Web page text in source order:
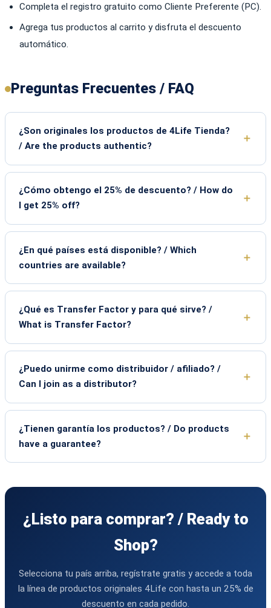
Completa el registro gratuito como Cliente Preferente (PC).
Agrega tus productos al carrito y disfruta el descuento
automático.
Preguntas Frecuentes / FAQ
¿Son originales los productos de 4Life Tienda?
/ Are the products authentic?
¿Cómo obtengo el 25% de descuento? / How do
I get 25% off?
¿En qué países está disponible? / Which
countries are available?
¿Qué es Transfer Factor y para qué sirve? /
What is Transfer Factor?
¿Puedo unirme como distribuidor / afiliado? /
Can I join as a distributor?
¿Tienen garantía los productos? / Do products
have a guarantee?
¿Listo para comprar? / Ready to
Shop?
Selecciona tu país arriba, regístrate gratis y accede a toda
la línea de productos originales 4Life con hasta un 25% de
descuento en cada pedido.